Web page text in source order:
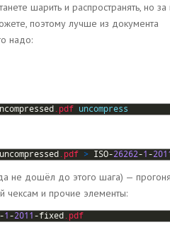
шарить и распространять, но за
поэтому лучше из документа
надо:
.pdf uncompress
uncompressed .pdf > ISO-26262-1 -2011
не дошёл до этого шага) —
чексам и прочие элементы:
-1 -2011 -fixed .pdf